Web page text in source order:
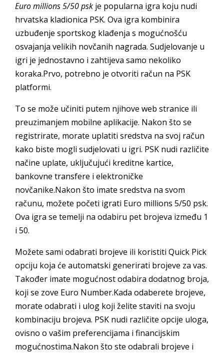
Euro millions 5/50 psk je popularna igra koju nudi
hrvatska kladionica PSK. Ova igra kombinira
uzbuđenje sportskog klađenja s mogućnošću
osvajanja velikih novčanih nagrada. Sudjelovanje u
igri je jednostavno i zahtijeva samo nekoliko
koraka.Prvo, potrebno je otvoriti račun na PSK
platformi.
To se može učiniti putem njihove web stranice ili
preuzimanjem mobilne aplikacije. Nakon što se
registrirate, morate uplatiti sredstva na svoj račun
kako biste mogli sudjelovati u igri. PSK nudi različite
načine uplate, uključujući kreditne kartice,
bankovne transfere i elektroničke
novčanike.Nakon što imate sredstva na svom
računu, možete početi igrati Euro millions 5/50 psk.
Ova igra se temelji na odabiru pet brojeva između 1
i 50.
Možete sami odabrati brojeve ili koristiti Quick Pick
opciju koja će automatski generirati brojeve za vas.
Također imate mogućnost odabira dodatnog broja,
koji se zove Euro Number.Kada odaberete brojeve,
morate odabrati i ulog koji želite staviti na svoju
kombinaciju brojeva. PSK nudi različite opcije uloga,
ovisno o vašim preferencijama i financijskim
mogućnostima.Nakon što ste odabrali brojeve i